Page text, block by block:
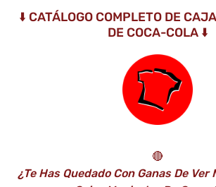
⬇️ CATÁLOGO COMPLETO DE
DE COCA-COLA ⬇️
🔴
¿Te Has Quedado Con Ganas De Ver